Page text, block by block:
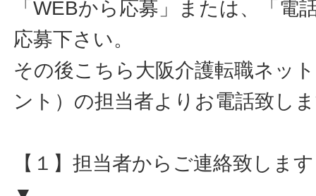
「WEBから応募」または、「電
応募下さい。
その後こちら大阪介護転職ネッ
ント）の担当者よりお電話致し
【１】担当者からご連絡致します